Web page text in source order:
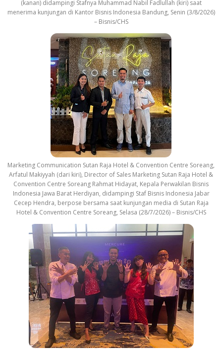
(kanan) didampingi Stafnya Muhammad Nabil Fadlullah (kiri) saat
menerima kunjungan di Kantor Bisnis Indonesia Bandung, Senin (3/8/2026)
– Bisnis/CHS
Marketing Communication Sutan Raja Hotel & Convention Centre Soreang,
Arfatul Makiyyah (dari kiri), Director of Sales Marketing Sutan Raja Hotel &
Convention Centre Soreang Rahmat Hidayat, Kepala Perwakilan Bisnis
Indonesia Jawa Barat Herdiyan, didampingi Staf Bisnis Indonesia Jabar
Cecep Hendra, berpose bersama saat kunjungan media di Sutan Raja
Hotel & Convention Centre Soreang, Selasa (28/7/2026) – Bisnis/CHS